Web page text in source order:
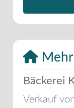
Bäckerei
Verkauf